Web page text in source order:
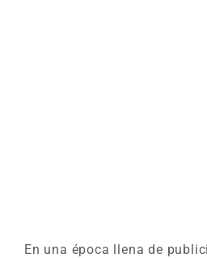
En una época llena de